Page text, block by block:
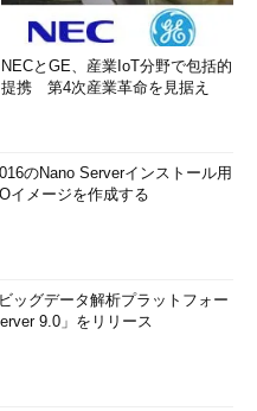
NECとGE、産業IoT分野で包括的
提携 第4次産業革命を見据え
のNano Serverインストール用
イメージを作成する
ッグデータ解析プラットフォー
9.0」をリリース